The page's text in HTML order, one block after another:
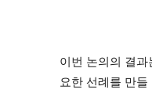
이번 논의의 결
요한 선례를 만